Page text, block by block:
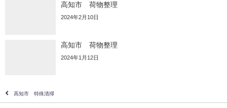
高知市 荷物整理
2024年2月10日
高知市 荷物整理
2024年1月12日
高知市 特殊清掃